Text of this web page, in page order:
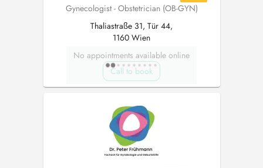
Gynecologist - Obstetrician (OB-GYN)
Thaliastraße 31, Tür 44,
1160 Wien
No appointments available online
Call to book